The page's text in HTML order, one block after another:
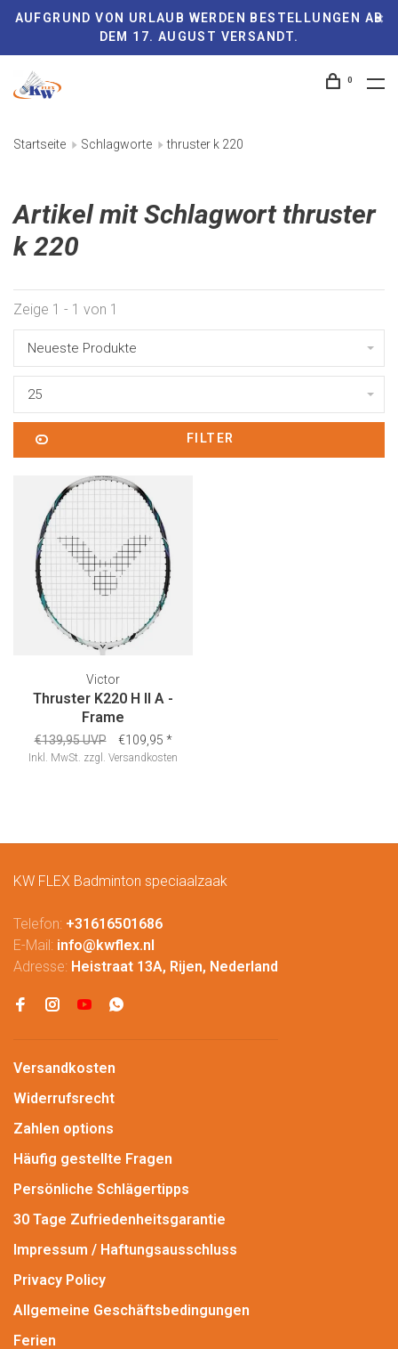
AUFGRUND VON URLAUB WERDEN BESTELLUNGEN AB
DEM 17. AUGUST VERSANDT.
0
Startseite Schlagworte thruster k 220
Artikel mit Schlagwort thruster
k 220
Zeige 1 - 1 von 1
Neueste Produkte
25
FILTER
Victor
Thruster K220 H II A -
Frame
€139,95 UVP €109,95 *
Inkl. MwSt. zzgl. Versandkosten
KW FLEX Badminton speciaalzaak
Telefon: +31616501686
E-Mail: info@kwflex.nl
Adresse: Heistraat 13A, Rijen, Nederland
Versandkosten
Widerrufsrecht
Zahlen options
Häufig gestellte Fragen
Persönliche Schlägertipps
30 Tage Zufriedenheitsgarantie
Impressum / Haftungsausschluss
Privacy Policy
Allgemeine Geschäftsbedingungen
Ferien